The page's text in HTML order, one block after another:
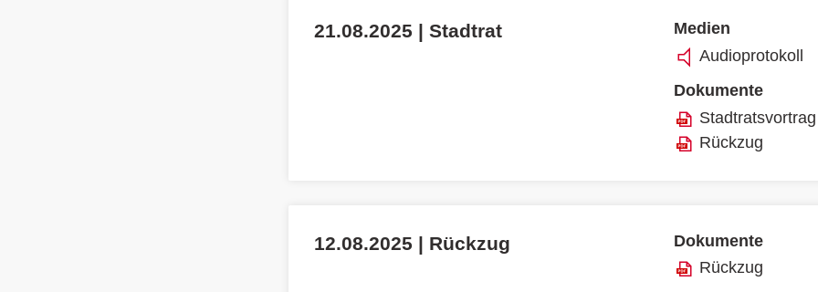
21.08.2025 | Stadtrat
Medien
Audioprotokoll
Dokumente
Stadtratsvortrag
Rückzug
12.08.2025 | Rückzug
Dokumente
Rückzug